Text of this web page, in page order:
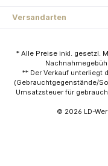
Versandarten
* Alle Preise inkl. gesetzl.
** Der Verkauf unterliegt
(Gebrauchtgegenstände/
Umsatzsteuer für
© 2026 LD-